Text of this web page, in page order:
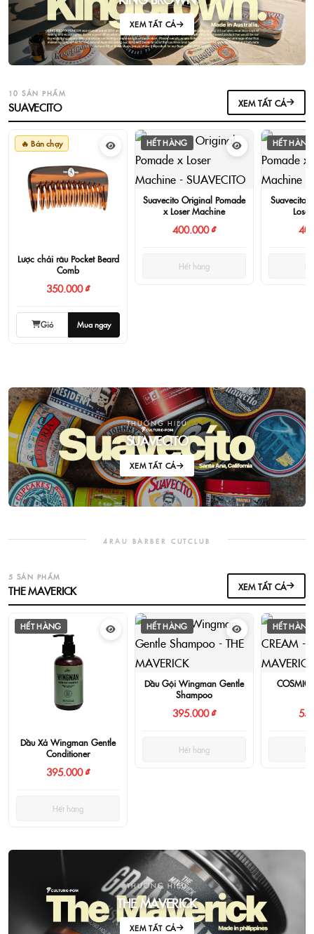
XEM TẤT CẢ
10 SẢN PHẨM
SUAVECITO XEM TẤT CẢ
🔥 Bán chạy
Lược chải râu Pocket Beard
Comb
350.000 ₫
Giỏ Mua ngay
HẾT HÀNG
Suavecito Original Pomade
x Loser Machine
400.000 ₫
Hết hàng
HẾT HÀNG
Suavecito
THƯƠNG HIỆU
SUAVECITO
XEM TẤT CẢ
4RAU BARBER CUTCLUB
5 SẢN PHẨM
THE MAVERICK XEM TẤT CẢ
HẾT HÀNG
Dầu Xả Wingman Gentle
Conditioner
395.000 ₫
Hết hàng
HẾT HÀNG
Dầu Gội Wingman Gentle
Shampoo
395.000 ₫
Hết hàng
HẾT HÀNG
COSMIC
THƯƠNG HIỆU
THE MAVERICK
XEM TẤT CẢ